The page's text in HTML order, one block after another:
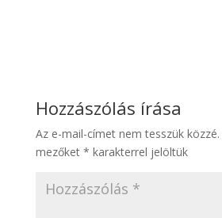
Hozzászólás írása
Az e-mail-címet nem tesszük közzé.
mezőket * karakterrel jelöltük